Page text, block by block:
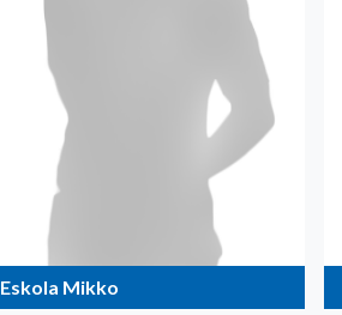
Eskola Mikko